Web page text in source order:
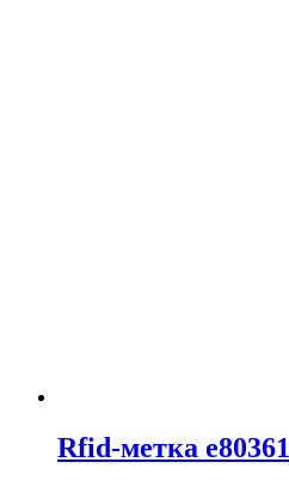
Rfid-метка e80361